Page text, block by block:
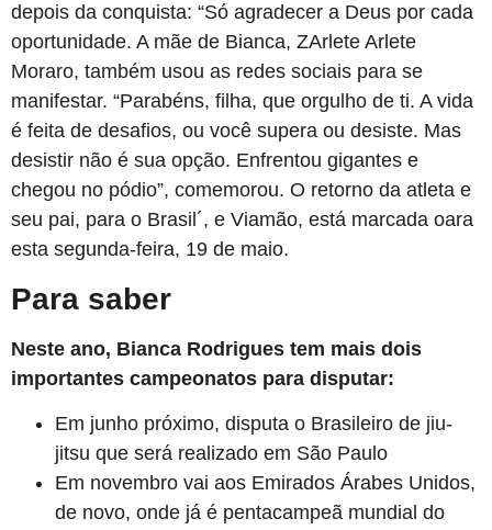
depois da conquista: “Só agradecer a Deus por cada
oportunidade. A mãe de Bianca, ZArlete Arlete
Moraro, também usou as redes sociais para se
manifestar. “Parabéns, filha, que orgulho de ti. A vida
é feita de desafios, ou você supera ou desiste. Mas
desistir não é sua opção. Enfrentou gigantes e
chegou no pódio”, comemorou. O retorno da atleta e
seu pai, para o Brasil´, e Viamão, está marcada oara
esta segunda-feira, 19 de maio.
Para saber
Neste ano, Bianca Rodrigues tem mais dois
importantes campeonatos para disputar:
Em junho próximo, disputa o Brasileiro de jiu-
jitsu que será realizado em São Paulo
Em novembro vai aos Emirados Árabes Unidos,
de novo, onde já é pentacampeã mundial do